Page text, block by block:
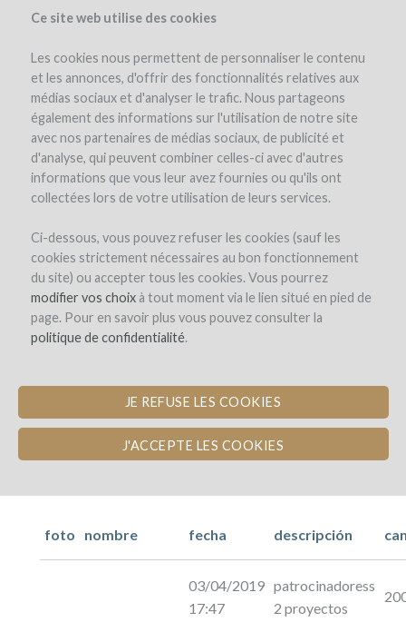
Ce site web utilise des cookies
Les cookies nous permettent de personnaliser le contenu
et les annonces, d'offrir des fonctionnalités relatives aux
médias sociaux et d'analyser le trafic. Nous partageons
également des informations sur l'utilisation de notre site
avec nos partenaires de médias sociaux, de publicité et
d'analyse, qui peuvent combiner celles-ci avec d'autres
informations que vous leur avez fournies ou qu'ils ont
collectées lors de votre utilisation de leurs services.
Ci-dessous, vous pouvez refuser les cookies (sauf les
cookies strictement nécessaires au bon fonctionnement
du site) ou accepter tous les cookies. Vous pourrez
modifier vos choixà tout moment via le lien situé en pied de
page. Pour en savoir plus vous pouvez consulter la
politique de confidentialité.
JE REFUSE LES COOKIES
J'ACCEPTE LES COOKIES
el proyecto la empresa detalles del proyecto opinión de expertos
los reembolsos en vino noticias (4) winefunders(81)
Domaine de Saint-Géry
CONSTRUCCIÓN DE UNA CAVA DE
foto nombre fecha descripción
03/04/2019
17:47
patrocinadoress
2 proyectos